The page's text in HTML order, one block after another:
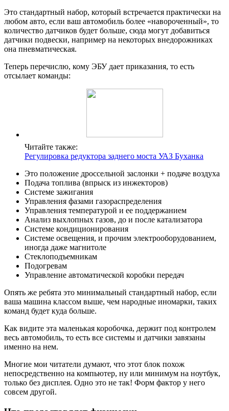
Это стандартный набор, который встречается практически на
любом авто, если ваш автомобиль более «навороченный», то
количество датчиков будет больше, сюда могут добавиться
датчики подвески, например на некоторых внедорожниках
она пневматическая.
Теперь перечислю, кому ЭБУ дает приказания, то есть
отсылает команды:
Читайте также:
Регулировка редуктора заднего моста УАЗ Буханка
Это положение дроссельной заслонки + подаче воздуха
Подача топлива (впрыск из инжекторов)
Системе зажигания
Управления фазами газораспределения
Управления температурой и ее поддержанием
Анализ выхлопных газов, до и после катализатора
Системе кондиционирования
Системе освещения, и прочим электрооборудованием,
иногда даже магнитоле
Стеклоподъемникам
Подогревам
Управление автоматической коробки передач
Опять же ребята это минимальный стандартный набор, если
ваша машина классом выше, чем народные иномарки, таких
команд будет куда больше.
Как видите эта маленькая коробочка, держит под контролем
весь автомобиль, то есть все системы и датчики завязаны
именно на нем.
Многие мои читатели думают, что этот блок похож
непосредственно на компьютер, ну или минимум на ноутбук,
только без дисплея. Одно это не так! Форм фактор у него
совсем другой.